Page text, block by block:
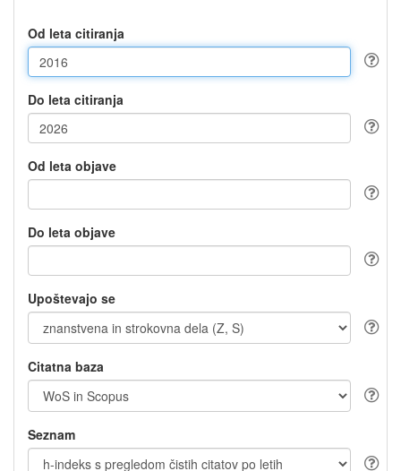
Od leta citiranja
Do leta citiranja
Od leta objave
Do leta objave
Upoštevajo se
Citatna baza
Seznam